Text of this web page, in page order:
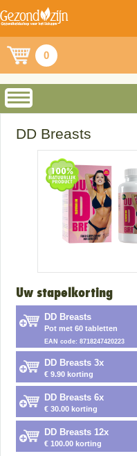
0
DD Breasts
Uw stapelkorting
DD Breasts
Pot met 60 tabletten
EAN code: 8718247420223
DD Breasts 3x
€ 9.90 korting
DD Breasts 6x
€ 30.00 korting
DD Breasts 12x
€ 100.00 korting